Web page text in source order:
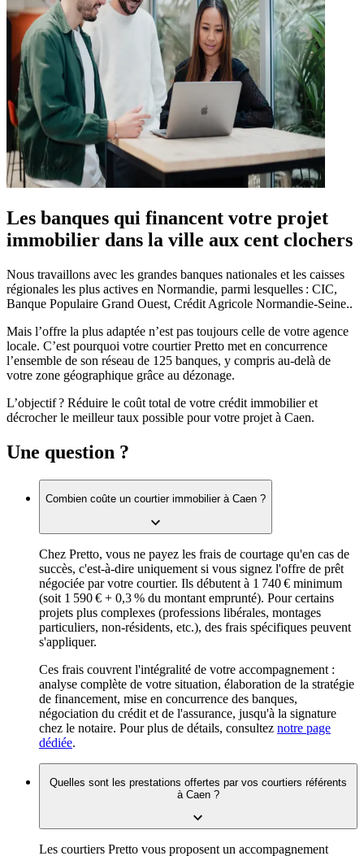
Les banques qui financent votre projet
immobilier dans la ville aux cent clochers
Nous travaillons avec les grandes banques nationales et les caisses
régionales les plus actives en Normandie, parmi lesquelles : CIC,
Banque Populaire Grand Ouest, Crédit Agricole Normandie-Seine..
Mais l’offre la plus adaptée n’est pas toujours celle de votre agence
locale. C’est pourquoi votre courtier Pretto met en concurrence
l’ensemble de son réseau de 125 banques, y compris au‑delà de
votre zone géographique grâce au dézonage.
L’objectif ? Réduire le coût total de votre crédit immobilier et
décrocher le meilleur taux possible pour votre projet à Caen.
Une question ?
Combien coûte un courtier immobilier à Caen ?
Chez Pretto, vous ne payez les frais de courtage qu'en cas de
succès, c'est-à-dire uniquement si vous signez l'offre de prêt
négociée par votre courtier. Ils débutent à 1 740 € minimum
(soit 1 590 € + 0,3 % du montant emprunté). Pour certains
projets plus complexes (professions libérales, montages
particuliers, non-résidents, etc.), des frais spécifiques peuvent
s'appliquer.
Ces frais couvrent l'intégralité de votre accompagnement :
analyse complète de votre situation, élaboration de la stratégie
de financement, mise en concurrence des banques,
négociation du crédit et de l'assurance, jusqu'à la signature
chez le notaire. Pour plus de détails, consultez notre page
dédiée.
Quelles sont les prestations offertes par vos courtiers référents
à Caen ?
Les courtiers Pretto vous proposent un accompagnement